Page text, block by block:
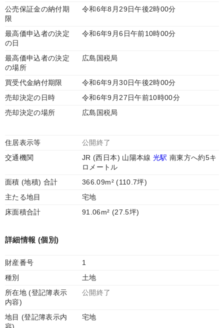
公売保証金の納付期
限
令和6年8月29日午後2時00分
最高価申込者の決定
の日
令和6年9月6日午前10時00分
最高価申込者の決定
の場所
広島国税局
買受代金納付期限
令和6年9月30日午後2時00分
売却決定の日時
令和6年9月27日午前10時00分
売却決定の場所
広島国税局
住居表示等
公開終了
交通機関
JR (西日本) 山陽本線 光駅 南東方へ約5キ
ロメートル
面積 (地積) 合計
366.09m² (110.7坪)
主たる地目
宅地
床面積合計
91.06m² (27.5坪)
詳細情報 (個別)
財産番号
1
種別
土地
所在地 (登記簿表示
内容)
公開終了
地目 (登記簿表示内
宅地